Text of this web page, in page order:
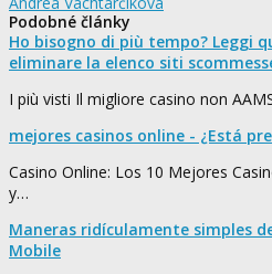
Podobné články
Ho bisogno di più tempo? Leggi
eliminare la elenco siti
I più visti Il migliore casino non
mejores casinos online - ¿Está
Casino Online: Los 10 Mejores
y…
Maneras ridículamente simples
Mobile